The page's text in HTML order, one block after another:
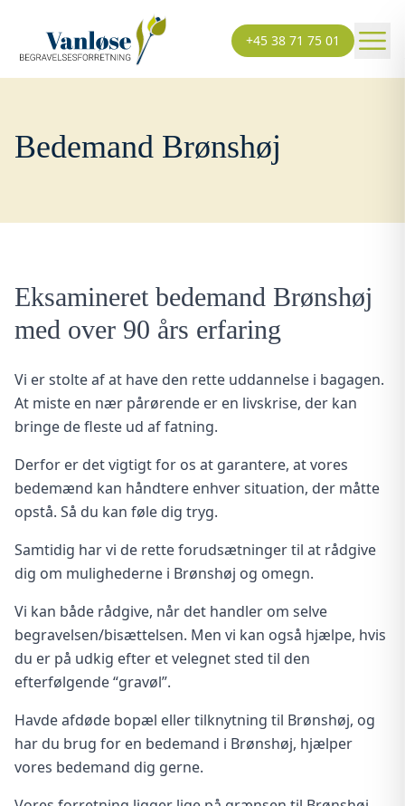
+45 38 71 75 01
Bedemand Brønshøj
Eksamineret bedemand Brønshøj
med over 90 års erfaring
Vi er stolte af at have den rette uddannelse i bagagen.
At miste en nær pårørende er en livskrise, der kan
bringe de fleste ud af fatning.
Derfor er det vigtigt for os at garantere, at vores
bedemænd kan håndtere enhver situation, der måtte
opstå. Så du kan føle dig tryg.
Samtidig har vi de rette forudsætninger til at rådgive
dig om mulighederne i Brønshøj og omegn.
Vi kan både rådgive, når det handler om selve
begravelsen/bisættelsen. Men vi kan også hjælpe, hvis
du er på udkig efter et velegnet sted til den
efterfølgende “gravøl”.
Havde afdøde bopæl eller tilknytning til Brønshøj, og
har du brug for en bedemand i Brønshøj, hjælper
vores bedemand dig gerne.